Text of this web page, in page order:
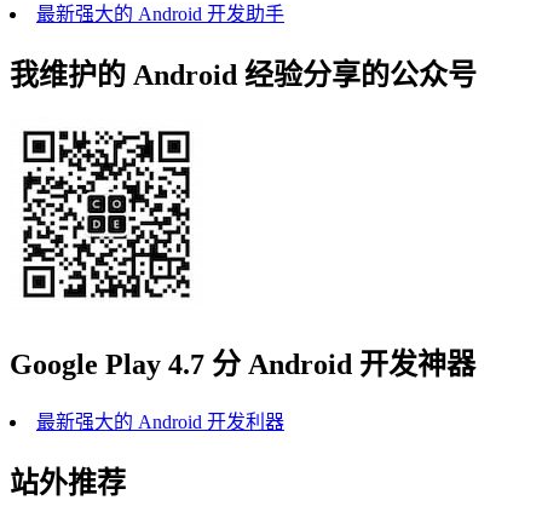
最新强大的 Android 开发助手
我维护的 Android 经验分享的公众号
Google Play 4.7 分 Android 开发神器
最新强大的 Android 开发利器
站外推荐